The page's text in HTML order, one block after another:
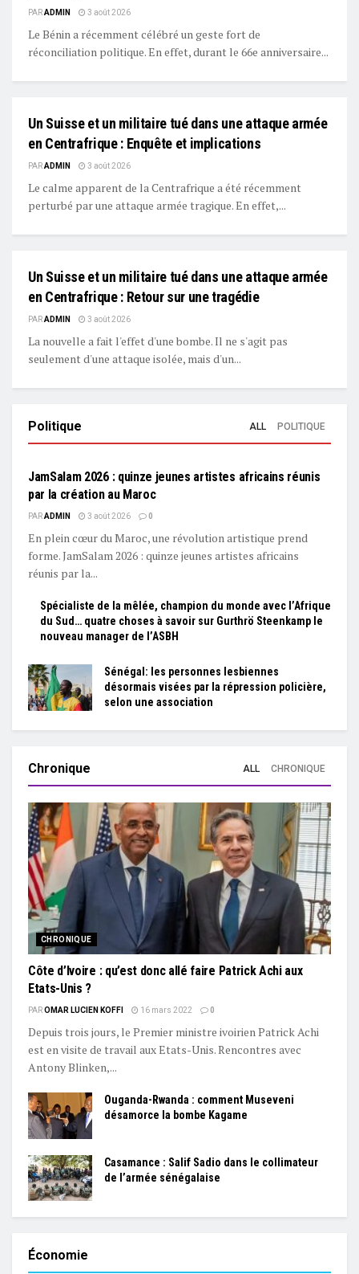
PARADMIN 3 août 2026
Le Bénin a récemment célébré un geste fort de
réconciliation politique. En effet, durant le 66e anniversaire...
L'EDITO
Un Suisse et un militaire tué dans une attaque armée
en Centrafrique : Enquête et implications
PARADMIN 3 août 2026
Le calme apparent de la Centrafrique a été récemment
perturbé par une attaque armée tragique. En effet,...
L'EDITO
Un Suisse et un militaire tué dans une attaque armée
en Centrafrique : Retour sur une tragédie
PARADMIN 3 août 2026
La nouvelle a fait l'effet d'une bombe. Il ne s'agit pas
seulement d'une attaque isolée, mais d'un...
Politique ALL POLITIQUE
L'EDITO
JamSalam 2026 : quinze jeunes artistes africains réunis
par la création au Maroc
PARADMIN 3 août 2026 0
En plein cœur du Maroc, une révolution artistique prend
forme. JamSalam 2026 : quinze jeunes artistes africains
réunis par la...
Spécialiste de la mêlée, champion du monde avec l’Afrique
du Sud… quatre choses à savoir sur Gurthrö Steenkamp le
nouveau manager de l’ASBH
Sénégal: les personnes lesbiennes
désormais visées par la répression policière,
selon une association
Chronique ALL CHRONIQUE
CHRONIQUE
Côte d’Ivoire : qu’est donc allé faire Patrick Achi aux
Etats-Unis ?
PAROMAR LUCIEN KOFFI 16 mars 2022 0
Depuis trois jours, le Premier ministre ivoirien Patrick Achi
est en visite de travail aux Etats-Unis. Rencontres avec
Antony Blinken,...
Ouganda-Rwanda : comment Museveni
désamorce la bombe Kagame
Casamance : Salif Sadio dans le collimateur
de l’armée sénégalaise
Économie